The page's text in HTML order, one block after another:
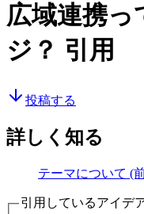
広域連携
ジ？ 引用
投稿する
詳しく知る
テーマについて (
引用しているアイデ